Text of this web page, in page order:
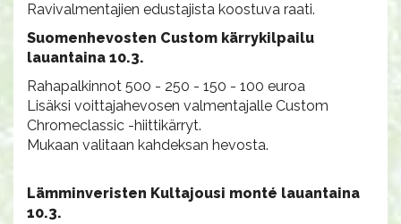
Ravivalmentajien edustajista koostuva raati.
Suomenhevosten Custom kärrykilpailu
lauantaina 10.3.
Rahapalkinnot 500 - 250 - 150 - 100 euroa
Lisäksi voittajahevosen valmentajalle Custom
Chromeclassic -hiittikärryt.
Mukaan valitaan kahdeksan hevosta.
Lämminveristen Kultajousi monté lauantaina
10.3.